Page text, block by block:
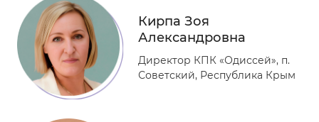
Кирпа Зоя
Александровна
Директор КПК «Одиссей», п.
Советский, Республика Крым